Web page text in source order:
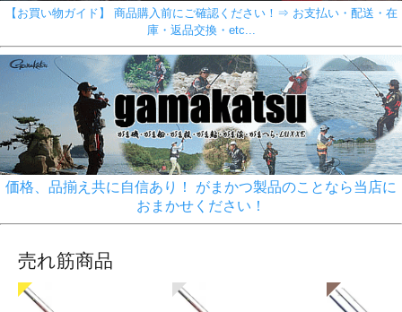
【お買い物ガイド】 商品購入前にご確認ください！⇒ お支払い・配送・在
庫・返品交換・etc...
価格、品揃え共に自信あり！ がまかつ製品のことなら当店に
おまかせください！
売れ筋商品